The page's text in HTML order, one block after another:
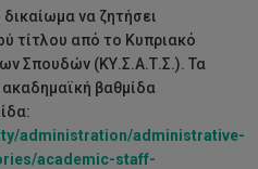
να ζητήσει
τίτλου από το Κυπριακό
Σπουδών (ΚΥ.Σ.Α.Τ.Σ.). Τα
βαθμίδα
administration/administrative-
academic-staff-